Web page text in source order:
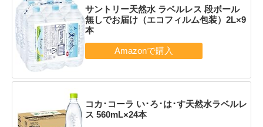
サントリー天然水 ラベルレス 段ボール
無しでお届け（エコフィルム包装）2L×9
本
コカ･コーラ い･ろ･は･す天然水ラベルレ
ス 560mL×24本